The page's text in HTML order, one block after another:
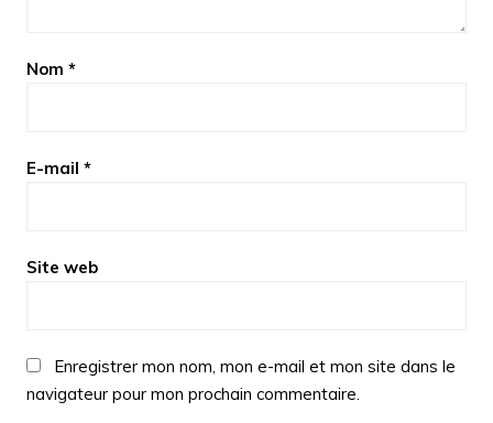
Nom *
E-mail *
Site web
Enregistrer mon nom, mon e-mail et mon site dans le
navigateur pour mon prochain commentaire.